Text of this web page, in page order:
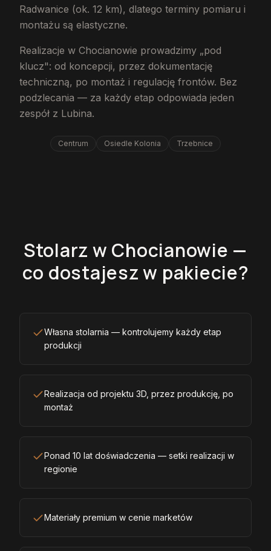
Radwanice (ok. 12 km), dlatego terminy pomiaru i
montażu są elastyczne.
Realizacje w Chocianowie prowadzimy „pod
klucz": od koncepcji, przez dokumentację
techniczną, po montaż i regulację frontów. Bez
podzlecania — za każdy etap odpowiada jeden
zespół z Lubina.
Centrum Osiedle Kolonia Trzebnice
Stolarz w Chocianowie —
co dostajesz w pakiecie?
Własna stolarnia — kontrolujemy każdy etap
produkcji
Realizacja od projektu 3D, przez produkcję, po
montaż
Ponad 10 lat doświadczenia — setki realizacji w
regionie
Materiały premium w cenie marketów